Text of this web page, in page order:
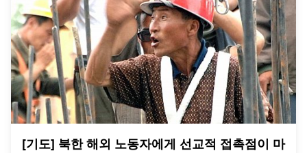
[기도] 북한 해외 노동자에게 선교적 접촉점이 마